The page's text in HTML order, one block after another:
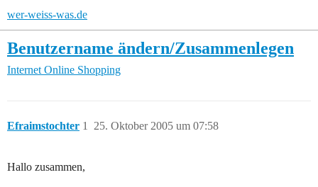
wer-weiss-was.de
Benutzername ändern/Zusammenlegen
Internet Online Shopping
Efraimstochter 25. Oktober 2005 um 07:58
1
Hallo zusammen,